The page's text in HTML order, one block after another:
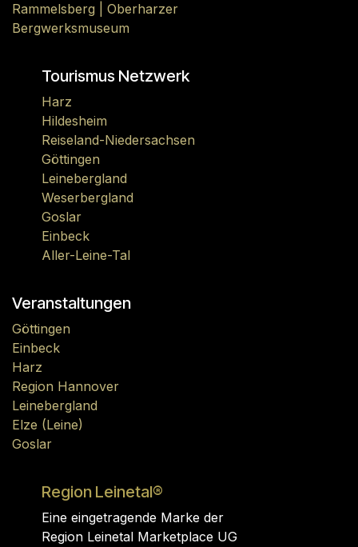
Rammelsberg | Oberharzer
Bergwerksmuseum
Tourismus Netzwerk
Harz
Hildesheim
Reiseland-Niedersachsen
Göttingen
Leinebergland
Weserbergland
Goslar
Einbeck
Aller-Leine-Tal
Veranstaltungen
Göttingen
Einbeck
Harz
Region Hannover
Leinebergland
Elze (Leine)
Goslar
Region Leinetal®
Eine eingetragende Marke der
Region Leinetal Marketplace UG